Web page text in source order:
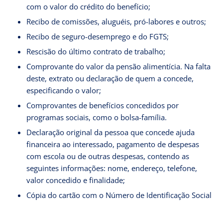
com o valor do crédito do benefício;
Recibo de comissões, aluguéis, pró-labores e outros;
Recibo de seguro-desemprego e do FGTS;
Rescisão do último contrato de trabalho;
Comprovante do valor da pensão alimentícia. Na falta
deste, extrato ou declaração de quem a concede,
especificando o valor;
Comprovantes de benefícios concedidos por
programas sociais, como o bolsa-família.
Declaração original da pessoa que concede ajuda
financeira ao interessado, pagamento de despesas
com escola ou de outras despesas, contendo as
seguintes informações: nome, endereço, telefone,
valor concedido e finalidade;
Cópia do cartão com o Número de Identificação Social